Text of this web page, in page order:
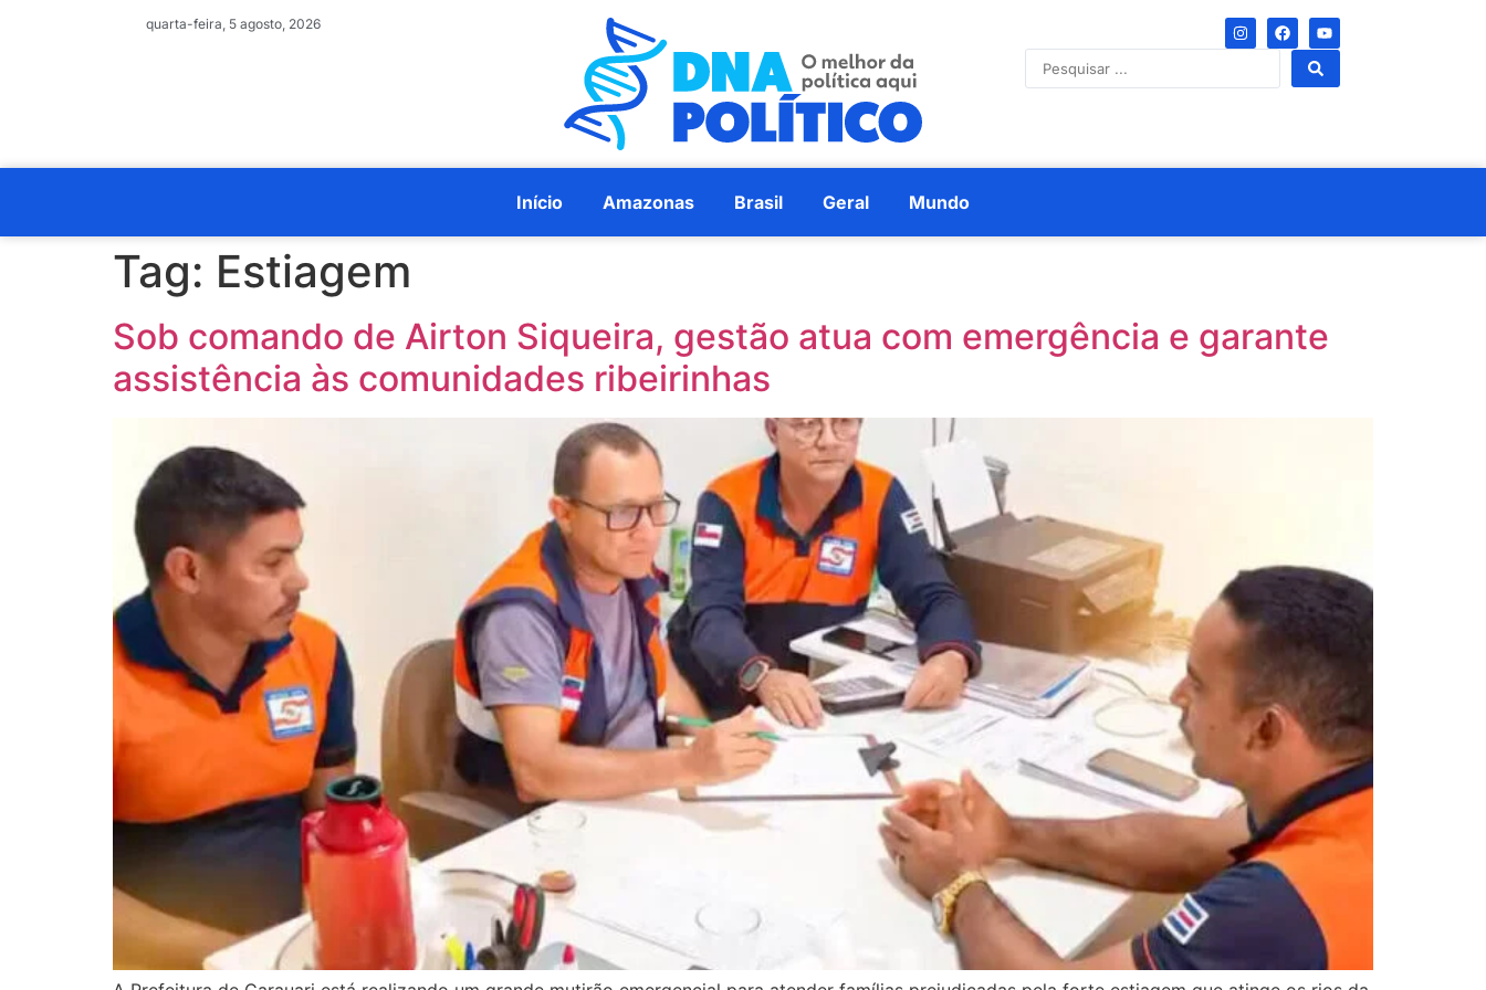
quarta-feira, 5 agosto, 2026
Início Amazonas Brasil Geral Mundo
Tag: Estiagem
Sob comando de Airton Siqueira, gestão atua com emergência e garante
assistência às comunidades ribeirinhas